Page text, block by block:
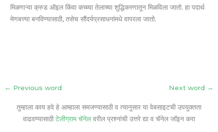
मिळणाऱ्या क्रुड ऑइल किंवा कच्च्या तेलाच्या शुद्धिकरणातून मिळविला जातो. हा पदार्थ
मेणबत्त्या बनविण्यासाठी, तसेच सौंदर्यप्रसाधनांमधे वापरला जातो.
← Previous word Next word →
तुम्हाला काय हवे हे आम्हाला समजण्यासाठी व त्यानुसार या वेबसाइटची उपयुक्तता
वाढवण्यासाठी टेलीग्राम चॅनेलवरील प्रश्नांची उत्तरे द्या व चॅनेल जॉइन करा